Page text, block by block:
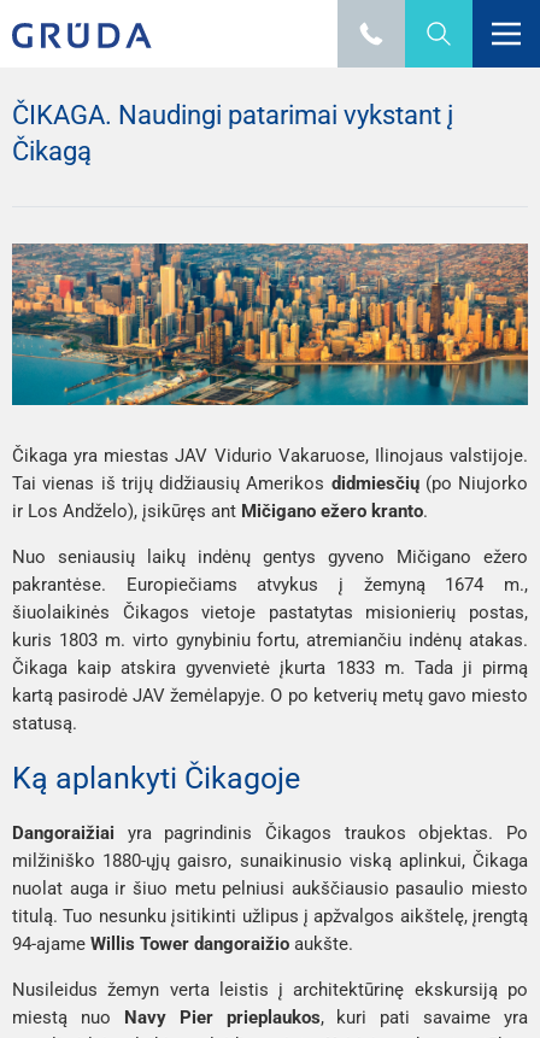
ČIKAGA. Naudingi patarimai vykstant į
Čikagą
Čikaga yra miestas JAV Vidurio Vakaruose, Ilinojaus valstijoje.
Tai vienas iš trijų didžiausių Amerikos didmiesčių(po Niujorko
ir Los Andželo), įsikūręs ant Mičigano ežero kranto.
Nuo seniausių laikų indėnų gentys gyveno Mičigano ežero
pakrantėse. Europiečiams atvykus į žemyną 1674 m.,
šiuolaikinės Čikagos vietoje pastatytas misionierių postas,
kuris 1803 m. virto gynybiniu fortu, atremiančiu indėnų atakas.
Čikaga kaip atskira gyvenvietė įkurta 1833 m. Tada ji pirmą
kartą pasirodė JAV žemėlapyje. O po ketverių metų gavo miesto
statusą.
Ką aplankyti Čikagoje
Dangoraižiai yra pagrindinis Čikagos traukos objektas. Po
milžiniško 1880-ųjų gaisro, sunaikinusio viską aplinkui, Čikaga
nuolat auga ir šiuo metu pelniusi aukščiausio pasaulio miesto
titulą. Tuo nesunku įsitikinti užlipus į apžvalgos aikštelę, įrengtą
94-ajame Willis Tower dangoraižio aukšte.
Nusileidus žemyn verta leistis į architektūrinę ekskursiją po
miestą nuo Navy Pier prieplaukos, kuri pati savaime yra